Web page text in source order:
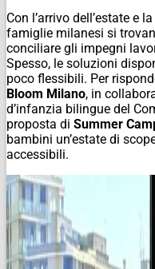
Con l’arrivo dell’estate e
famiglie milanesi si
conciliare gli impegni
Spesso, le soluzioni
poco flessibili. Per
Bloom Milano, in
d’infanzia bilingue del
proposta di Summer
bambini un’estate di
accessibili.